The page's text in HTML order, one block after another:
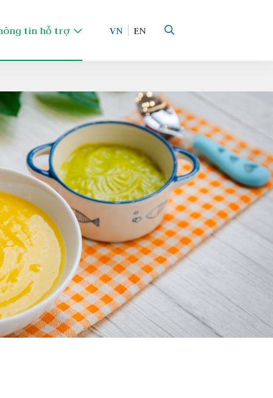
tin hỗ trợ VN EN